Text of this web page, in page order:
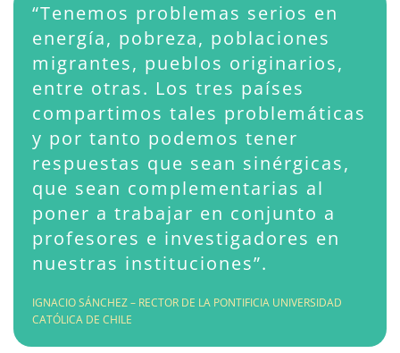
“Tenemos problemas serios en
energía, pobreza, poblaciones
migrantes, pueblos originarios,
entre otras. Los tres países
compartimos tales problemáticas
y por tanto podemos tener
respuestas que sean sinérgicas,
que sean complementarias al
poner a trabajar en conjunto a
profesores e investigadores en
nuestras instituciones”.
IGNACIO SÁNCHEZ – RECTOR DE LA PONTIFICIA UNIVERSIDAD
CATÓLICA DE CHILE